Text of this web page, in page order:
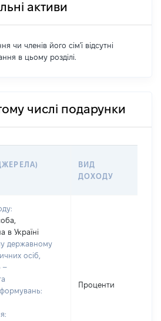
активи
чи членів його сім'ї відсутні
в цьому розділі.
числі подарунки
ВИД
ДОХОДУ
в Україні
державному
осіб,
–
Проценти